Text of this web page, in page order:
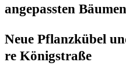
an­ge­pass­ten Bäumen
Neue Pflanz­kü­bel
re Königstraße